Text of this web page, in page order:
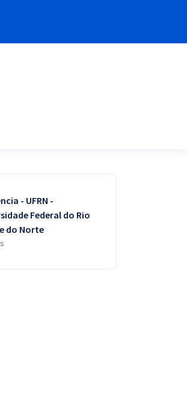
- UFRN -
Federal do Rio
do Norte